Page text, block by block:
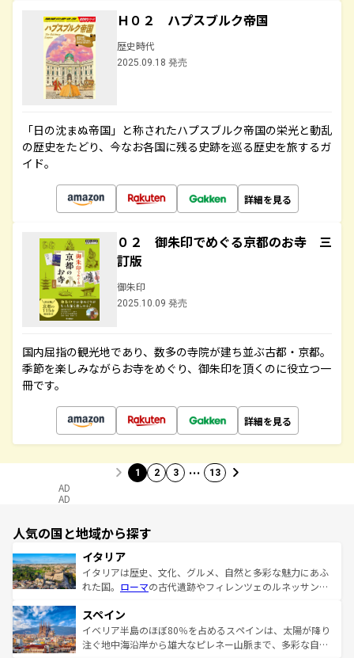
Ｈ０２ ハプスブルク帝国
歴史時代
2025.09.18 発売
「日の沈まぬ帝国」と称されたハプスブルク帝国の栄光と動乱
の歴史をたどり、今なお各国に残る史跡を巡る歴史を旅するガ
イド。
詳細を見る
０２ 御朱印でめぐる京都のお寺 三
訂版
御朱印
2025.10.09 発売
国内屈指の観光地であり、数多の寺院が建ち並ぶ古都・京都。
季節を楽しみながらお寺をめぐり、御朱印を頂くのに役立つ一
冊です。
詳細を見る
1 2 3 … 13
AD
AD
人気の国と地域から探す
イタリア
イタリアは歴史、文化、グルメ、自然と多彩な魅力にあふ
れた国。 ローマの古代遺跡やフィレンツェのルネッサンス
ろん、トスカーナの美しい田園風景やアマルフィ海岸の絶
景など、自然景観も見逃せない。観光の合間には、本場の
ピザやパスタなど、絶品のイタリア料理を堪能することも
スペイン
イベリア半島のほぼ80％を占めるスペインは、太陽が降り
注ぐ地中海沿岸から雄大なピレネー山脈まで、多彩な自然